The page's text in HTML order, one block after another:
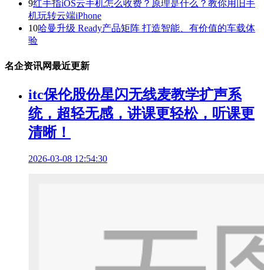
9红手指iOS云手机怎么收费？原理是什么？教你用旧手
机玩转云端iPhone
10哈曼升级 Ready产品矩阵 打造智能、有价值的车载体
验
名企资讯网最近更新
itc保伦股份星闪无线麦教学扩声系
统，超轻无感，讲课更轻松，听课更
清晰！
2026-03-08 12:54:30